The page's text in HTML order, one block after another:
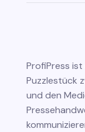
ProfiPress ist
Puzzlestück
und den